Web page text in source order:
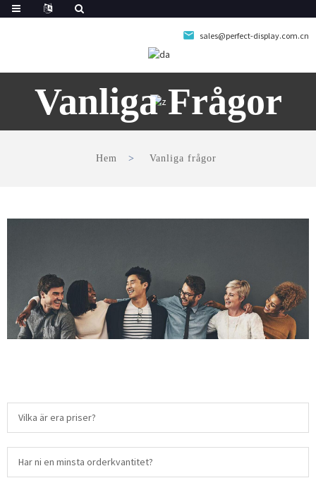
sales@perfect-display.com.cn
Vanliga Frågor
Hem Vanliga frågor
Vilka är era priser?
Har ni en minsta orderkvantitet?